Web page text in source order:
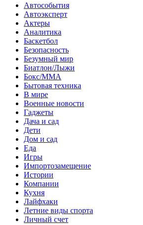
Автособытия
Автоэксперт
Актеры
Аналитика
Баскетбол
Безопасность
Безумный мир
Биатлон/Лыжи
Бокс/MMA
Бытовая техника
В мире
Военные новости
Гаджеты
Дача и сад
Дети
Дом и сад
Еда
Игры
Импортозамещение
Истории
Компании
Кухня
Лайфхаки
Летние виды спорта
Личный счет